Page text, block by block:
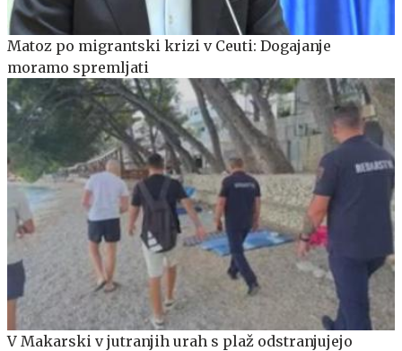
Matoz po migrantski krizi v Ceuti: Dogajanje
moramo spremljati
V Makarski v jutranjih urah s plaž odstranjujejo